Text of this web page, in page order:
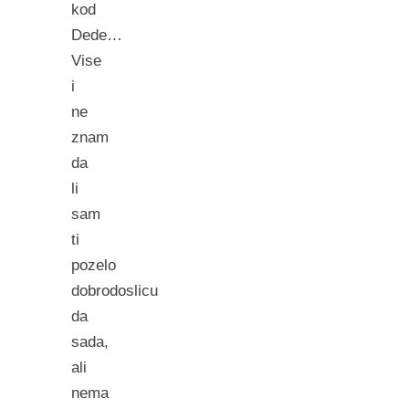
kod
Dede…
Vise
i
ne
znam
da
li
sam
ti
pozelo
dobrodoslicu
da
sada,
ali
nema